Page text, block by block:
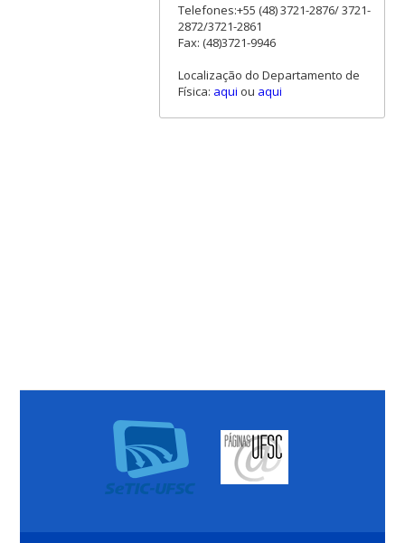
Telefones:+55 (48) 3721-2876/ 3721-
2872/3721-2861
Fax: (48)3721-9946
Localização do Departamento de
Física: aqui ou aqui